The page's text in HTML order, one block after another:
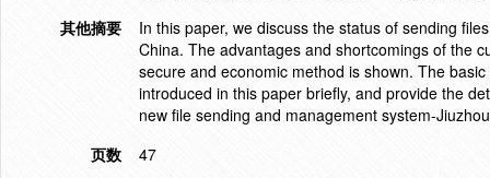
其他摘要
In this paper, we discuss the status of sending
China. The advantages and shortcomings of the
secure and economic method is shown. The
introduced in this paper briefly, and provide the
new file sending and management system-
页数
47